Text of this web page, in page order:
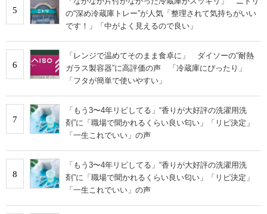
5
の“深め冷蔵庫トレー”が人気「整理されて気持ちがいい
です！」「中がよく見えるので良い」
6
「レンジで温めてそのまま食卓に」 ダイソーの“耐熱
ガラス製容器”に高評価の声 「冷蔵庫にぴったり」
「フタが簡単で使いやすい」
7
「もう3〜4年リピしてる」“香りが大好評の洗濯用洗
剤”に「職場で聞かれるくらい良い匂い」「リピ決定」
「一生これでいい」の声
8
「もう3〜4年リピしてる」“香りが大好評の洗濯用洗
剤”に「職場で聞かれるくらい良い匂い」「リピ決定」
「一生これでいい」の声